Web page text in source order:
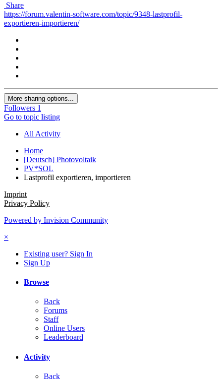
Share
https://forum.valentin-software.com/topic/9348-lastprofil-
exportieren-importieren/
More sharing options...
Followers 1
Go to topic listing
All Activity
Home
[Deutsch] Photovoltaik
PV*SOL
Lastprofil exportieren, importieren
Imprint
Privacy Policy
Powered by Invision Community
×
Existing user? Sign In
Sign Up
Browse
Back
Forums
Staff
Online Users
Leaderboard
Activity
Back